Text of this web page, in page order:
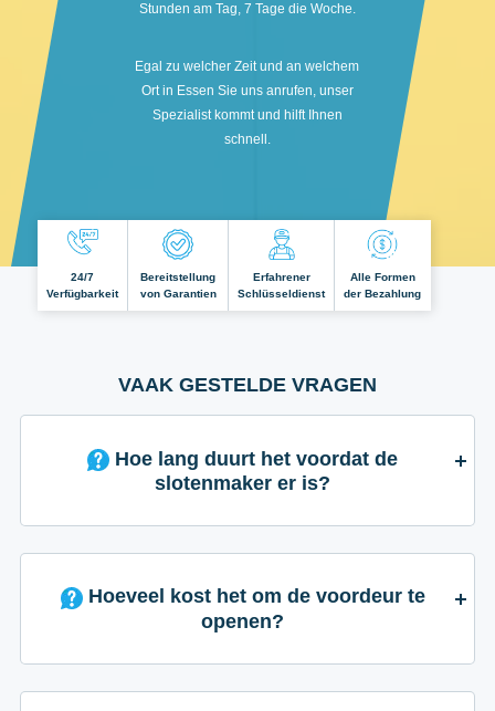
Stunden am Tag, 7 Tage die Woche.
Egal zu welcher Zeit und an welchem
Ort in Essen Sie uns anrufen, unser
Spezialist kommt und hilft Ihnen
schnell.
24/7
Verfügbarkeit
Bereitstellung
von Garantien
Erfahrener
Schlüsseldienst
Alle Formen
der Bezahlung
VAAK GESTELDE VRAGEN
slotenmaker er is?
Hoeveel kost het om de voordeur te
openen?